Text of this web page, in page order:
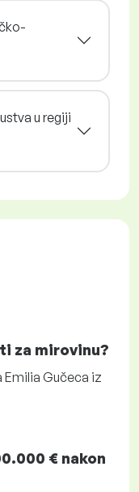
u regiji
za mirovinu?
Gučeca iz
€ nakon